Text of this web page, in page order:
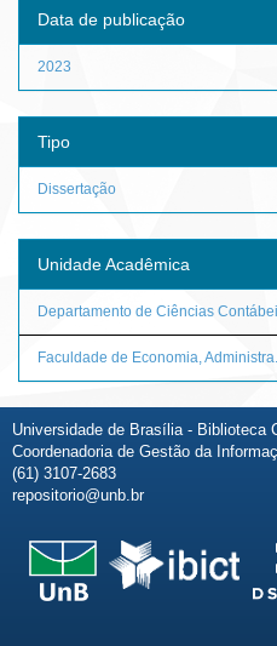
Data de publicação
2023
Tipo
Dissertação
Unidade Acadêmica
Departamento de Ciências
Faculdade de Economia, Administra...
Universidade de Brasília - Biblioteca
Coordenadoria de Gestão da
(61) 3107-2683
repositorio@unb.br